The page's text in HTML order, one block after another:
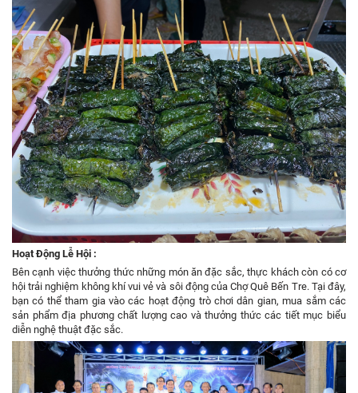
Hoạt Động Lễ Hội :
Bên cạnh việc thưởng thức những món ăn đặc sắc, thực khách còn có cơ
hội trải nghiệm không khí vui vẻ và sôi động của Chợ Quê Bến Tre. Tại đây,
bạn có thể tham gia vào các hoạt động trò chơi dân gian, mua sắm các
sản phẩm địa phương chất lượng cao và thưởng thức các tiết mục biểu
diễn nghệ thuật đặc sắc.